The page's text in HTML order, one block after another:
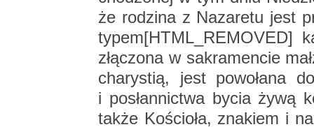
że ro­dzi­na z Na­za­re­tu jest
ty­pem[HTML_RE­MO­VED]
złą­czo­na w sa­kra­men­cie
cha­ry­stią, jest po­wo­ła­na
i po­słan­nic­twa bycia żywą
także Ko­ścio­ła, zna­kiem i